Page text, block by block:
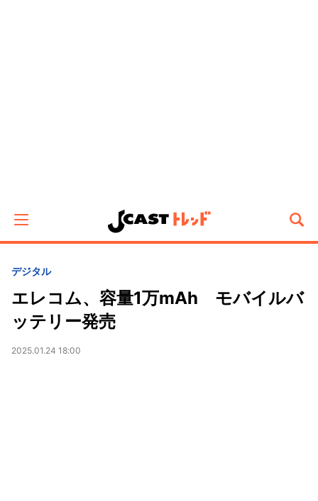
デジタル
エレコム、容量1万mAh モバイルバ
ッテリー発売
2025.01.24 18:00